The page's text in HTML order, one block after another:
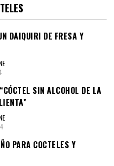
DAIQUIRI DE FRESA Y
SIN ALCOHOL DE LA
PARA COCTELES Y